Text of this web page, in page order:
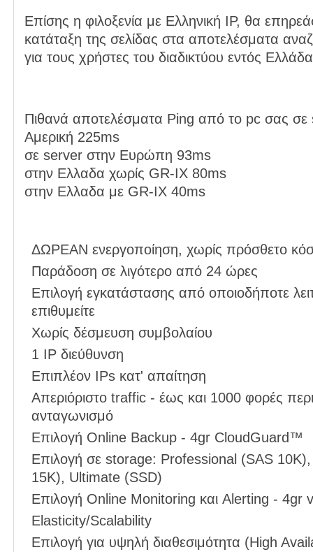
Επίσης η φιλοξενία με Ελληνική IP, θα
κατάταξη της σελίδας στα αποτελέσματα
για τους χρήστες του διαδικτύου εντός
Πιθανά αποτελέσματα Ping από το pc σας σε
Αμερική 225ms
σε server στην Ευρώπη 93ms
στην Ελλαδα χωρίς GR-IX 80ms
στην Ελλαδα με GR-IX 40ms
ΔΩΡΕΑΝ ενεργοποίηση, χωρίς πρόσθετο
Παράδοση σε λιγότερο από 24 ώρες
Επιλογή εγκατάστασης από οποιοδήποτε
επιθυμείτε
Χωρίς δέσμευση συμβολαίου
1 IP διεύθυνση
Επιπλέον IPs κατ' απαίτηση
Απεριόριστο traffic - έως και 1000 φορές
ανταγωνισμό
Επιλογή Online Backup - 4gr CloudGuard™
Επιλογή σε storage: Professional (SAS
15K), Ultimate (SSD)
Επιλογή Online Monitoring και Alerting - 4gr
Elasticity/Scalability
Επιλογή για υψηλή διαθεσιμότητα (High